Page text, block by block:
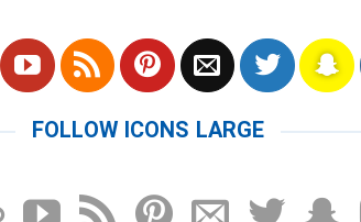
FOLLOW ICONS LARGE